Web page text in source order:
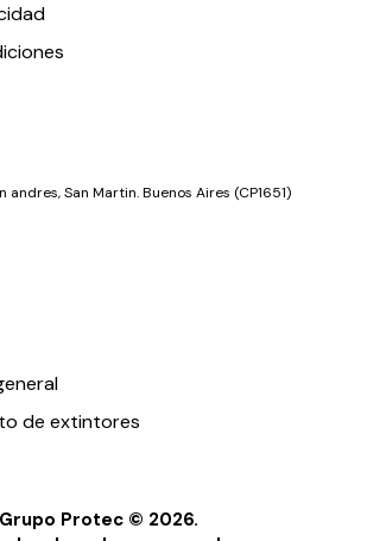
andres, San Martin. Buenos Aires (CP1651)
de extintores
Grupo Protec © 2026.